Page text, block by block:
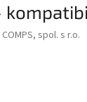
COMPS, spol. s r.o.